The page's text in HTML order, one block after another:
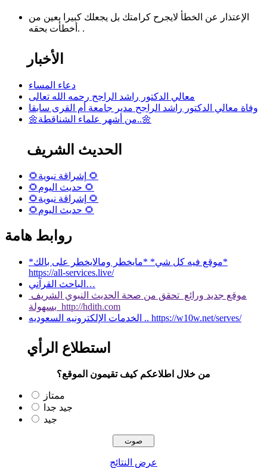
الإعتذار عن الخطأ لايجرح كرامتك بل يجعلك كبيرا بعين من
أخطأت بحقه. .
الأخبار
دعاء المساء
معالي الدكتور راشد الراجح رحمه الله تعالى
وفاة معالي الدكتور راشد الراجح مدير جامعة أم القرى سابقا
🌼من أشهر علماء الشناقطة..🌼
الحديث الشريف
🌻إشراقة نبوية 🌻
🌻حديث اليوم 🌻
🌻إشراقة نبوية 🌻
🌻حديث اليوم 🌻
روابط هامة
*موقع فيه كل شي* *مايخطر ومالايخطر على بالك*
https://all-services.live/
الباحث القرآني…
موقع جديد ورائع تحقق من صحة الحديث النبوي الشريف
بسهولة http://hdith.com
الخدمات الإلكترونيه السعوديه .. https://w10w.net/serves/
استطلاع الرأي
من خلال اطلاعكم كيف تقيمون الموقع؟
ممتاز
جيد جدا
جيد
عرض النتائج